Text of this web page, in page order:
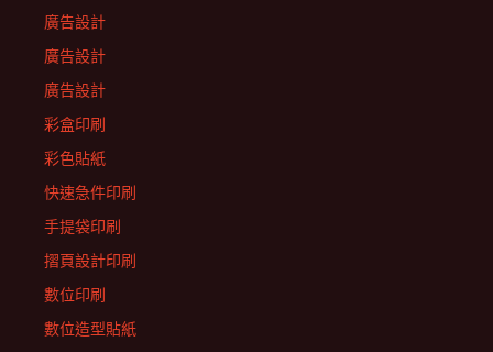
廣告設計
廣告設計
廣告設計
彩盒印刷
彩色貼紙
快速急件印刷
手提袋印刷
摺頁設計印刷
數位印刷
數位造型貼紙